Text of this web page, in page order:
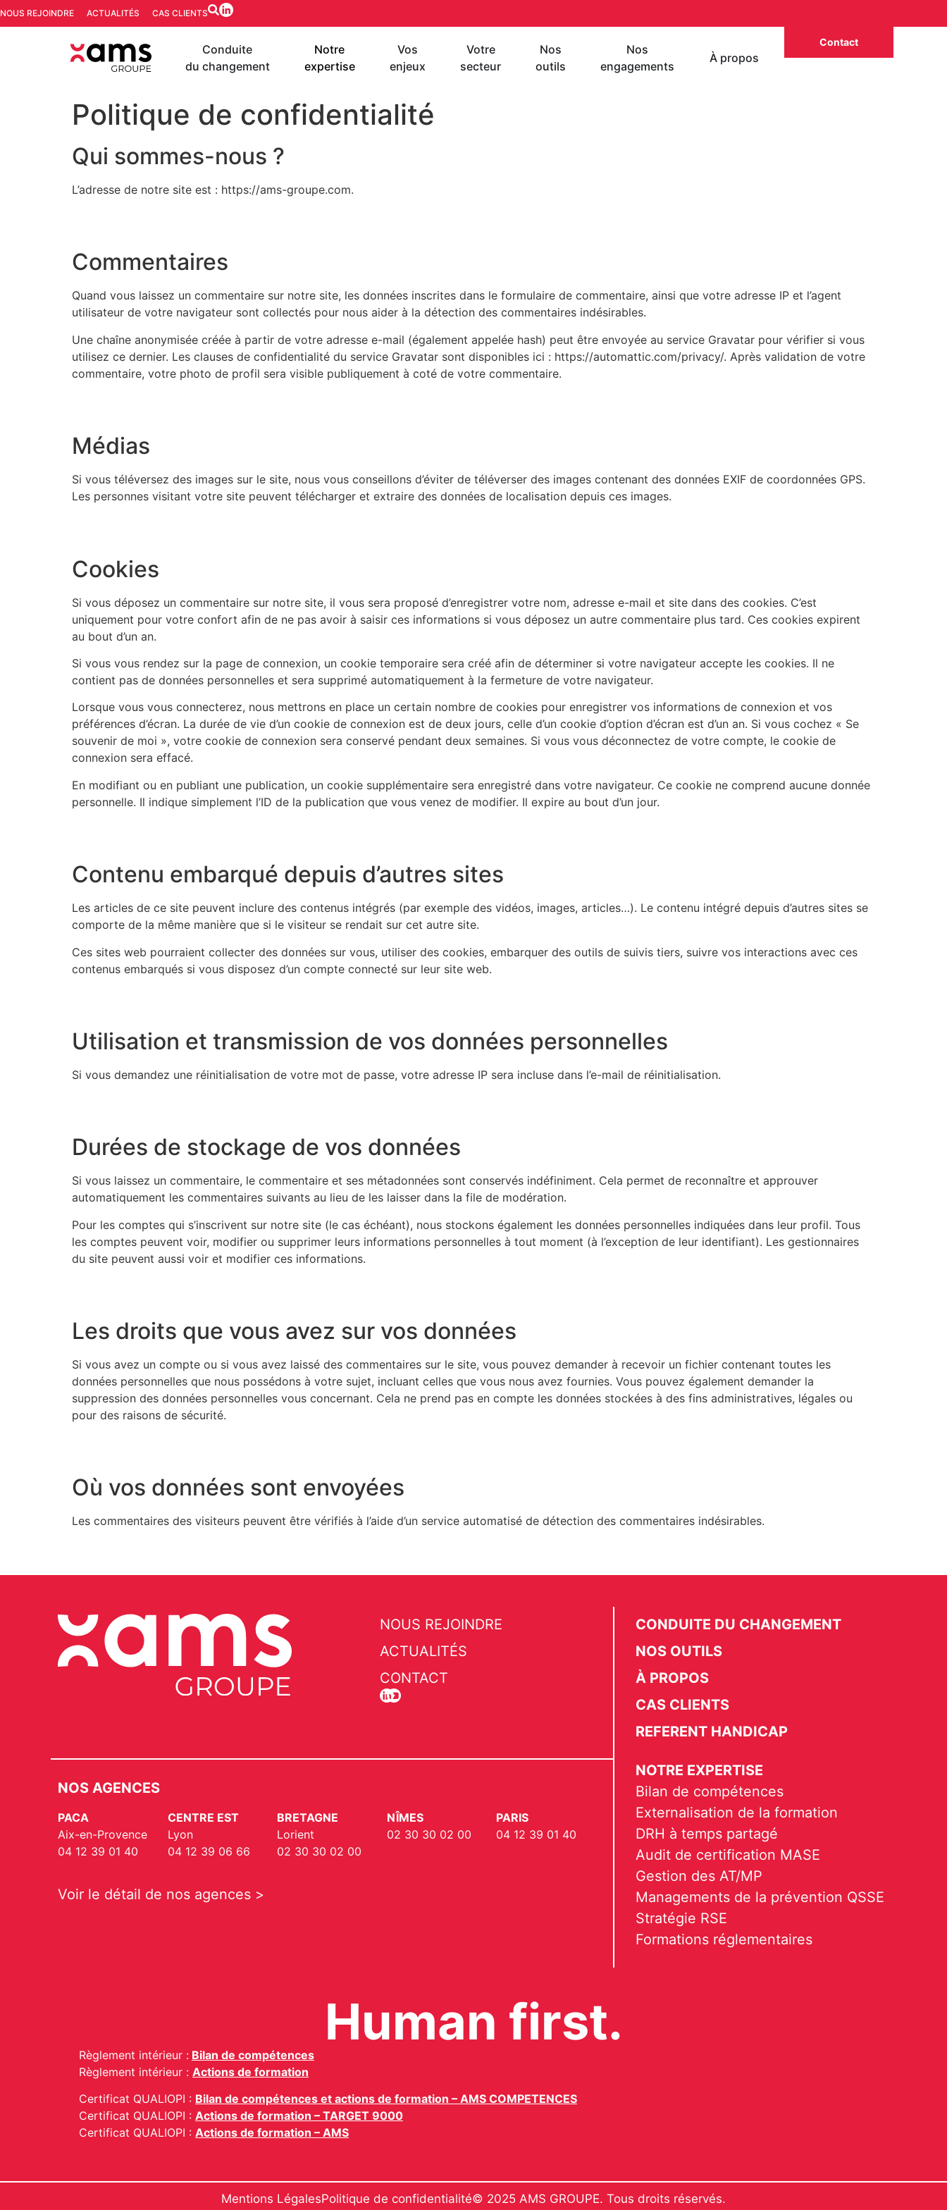
NOUS REJOINDRE ACTUALITÉS CAS CLIENTS
Conduite
du changement
Notre
expertise
Vos
enjeux
Votre
secteur
Nos
outils
Nos
engagements
À propos
Contact
Politique de confidentialité
Qui sommes-nous ?
L’adresse de notre site est : https://ams-groupe.com.
Commentaires
Quand vous laissez un commentaire sur notre site, les données inscrites dans le formulaire de commentaire, ainsi que votre adresse IP et l’agent
utilisateur de votre navigateur sont collectés pour nous aider à la détection des commentaires indésirables.
Une chaîne anonymisée créée à partir de votre adresse e-mail (également appelée hash) peut être envoyée au service Gravatar pour vérifier si vous
utilisez ce dernier. Les clauses de confidentialité du service Gravatar sont disponibles ici : https://automattic.com/privacy/. Après validation de votre
commentaire, votre photo de profil sera visible publiquement à coté de votre commentaire.
Médias
Si vous téléversez des images sur le site, nous vous conseillons d’éviter de téléverser des images contenant des données EXIF de coordonnées GPS.
Les personnes visitant votre site peuvent télécharger et extraire des données de localisation depuis ces images.
Cookies
Si vous déposez un commentaire sur notre site, il vous sera proposé d’enregistrer votre nom, adresse e-mail et site dans des cookies. C’est
uniquement pour votre confort afin de ne pas avoir à saisir ces informations si vous déposez un autre commentaire plus tard. Ces cookies expirent
au bout d’un an.
Si vous vous rendez sur la page de connexion, un cookie temporaire sera créé afin de déterminer si votre navigateur accepte les cookies. Il ne
contient pas de données personnelles et sera supprimé automatiquement à la fermeture de votre navigateur.
Lorsque vous vous connecterez, nous mettrons en place un certain nombre de cookies pour enregistrer vos informations de connexion et vos
préférences d’écran. La durée de vie d’un cookie de connexion est de deux jours, celle d’un cookie d’option d’écran est d’un an. Si vous cochez « Se
souvenir de moi », votre cookie de connexion sera conservé pendant deux semaines. Si vous vous déconnectez de votre compte, le cookie de
connexion sera effacé.
En modifiant ou en publiant une publication, un cookie supplémentaire sera enregistré dans votre navigateur. Ce cookie ne comprend aucune donnée
personnelle. Il indique simplement l’ID de la publication que vous venez de modifier. Il expire au bout d’un jour.
Contenu embarqué depuis d’autres sites
Les articles de ce site peuvent inclure des contenus intégrés (par exemple des vidéos, images, articles…). Le contenu intégré depuis d’autres sites se
comporte de la même manière que si le visiteur se rendait sur cet autre site.
Ces sites web pourraient collecter des données sur vous, utiliser des cookies, embarquer des outils de suivis tiers, suivre vos interactions avec ces
contenus embarqués si vous disposez d’un compte connecté sur leur site web.
Utilisation et transmission de vos données personnelles
Si vous demandez une réinitialisation de votre mot de passe, votre adresse IP sera incluse dans l’e-mail de réinitialisation.
Durées de stockage de vos données
Si vous laissez un commentaire, le commentaire et ses métadonnées sont conservés indéfiniment. Cela permet de reconnaître et approuver
automatiquement les commentaires suivants au lieu de les laisser dans la file de modération.
Pour les comptes qui s’inscrivent sur notre site (le cas échéant), nous stockons également les données personnelles indiquées dans leur profil. Tous
les comptes peuvent voir, modifier ou supprimer leurs informations personnelles à tout moment (à l’exception de leur identifiant). Les gestionnaires
du site peuvent aussi voir et modifier ces informations.
Les droits que vous avez sur vos données
Si vous avez un compte ou si vous avez laissé des commentaires sur le site, vous pouvez demander à recevoir un fichier contenant toutes les
données personnelles que nous possédons à votre sujet, incluant celles que vous nous avez fournies. Vous pouvez également demander la
suppression des données personnelles vous concernant. Cela ne prend pas en compte les données stockées à des fins administratives, légales ou
pour des raisons de sécurité.
Où vos données sont envoyées
Les commentaires des visiteurs peuvent être vérifiés à l’aide d’un service automatisé de détection des commentaires indésirables.
NOUS REJOINDRE
ACTUALITÉS
CONTACT
CONDUITE DU CHANGEMENT
NOS OUTILS
À PROPOS
CAS CLIENTS
REFERENT HANDICAP
NOS AGENCES
PACA
Aix-en-Provence
04 12 39 01 40
CENTRE EST
Lyon
04 12 39 06 66
BRETAGNE
Lorient
02 30 30 02 00
NÎMES
02 30 30 02 00
PARIS
04 12 39 01 40
Voir le détail de nos agences >
NOTRE EXPERTISE
Bilan de compétences
Externalisation de la formation
DRH à temps partagé
Audit de certification MASE
Gestion des AT/MP
Managements de la prévention QSSE
Stratégie RSE
Formations réglementaires
Human first.
Règlement intérieur : Bilan de compétences
Règlement intérieur : Actions de formation
Certificat QUALIOPI : Bilan de compétences et actions de formation – AMS COMPETENCES
Certificat QUALIOPI : Actions de formation – TARGET 9000
Certificat QUALIOPI : Actions de formation – AMS
Mentions LégalesPolitique de confidentialité© 2025 AMS GROUPE. Tous droits réservés.